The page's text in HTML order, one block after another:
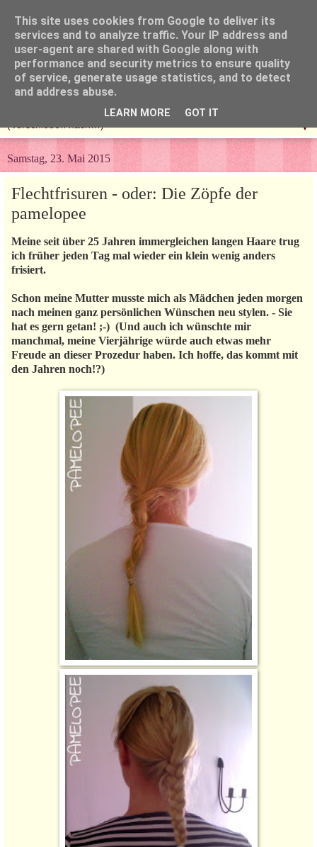
▼
Samstag, 23. Mai 2015
Flechtfrisuren - oder: Die Zöpfe der
pamelopee
Meine seit über 25 Jahren immergleichen langen Haare trug
ich früher jeden Tag mal wieder ein klein wenig anders
frisiert.
Schon meine Mutter musste mich als Mädchen jeden morgen
nach meinen ganz persönlichen Wünschen neu stylen. - Sie
hat es gern getan! ;-) (Und auch ich wünschte mir
manchmal, meine Vierjährige würde auch etwas mehr
Freude an dieser Prozedur haben. Ich hoffe, das kommt mit
den Jahren noch!?)
This site uses cookies from Google to deliver its
services and to analyze traffic. Your IP address and
user-agent are shared with Google along with
performance and security metrics to ensure quality
of service, generate usage statistics, and to detect
and address abuse.
LEARN MORE GOT IT